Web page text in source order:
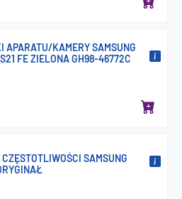
APARATU/KAMERY SAMSUNG
FE ZIELONA GH98-46772C
SAMSUNG